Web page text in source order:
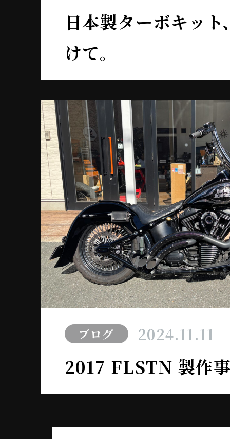
日本製ターボキッ
けて。
ブログ 2024.11.11
2017 FLSTN 製作